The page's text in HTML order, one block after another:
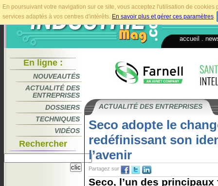
En poursuivant votre navigation sur ce site, vous acceptez l'utilisation de
services adaptés à vos centres d'intérêts. En savoir plus et gérer ces paramètres.
accueil
En ligne :
NOUVEAUTÉS
ACTUALITÉ DES
ENTREPRISES
DOSSIERS
TECHNIQUES
VIDÉOS
Rechercher
ACTUALITÉ DES ENTREPRISES
Seco adopte le
redéfinissant son
l’avenir
Partagez sur
Seco, l’un des